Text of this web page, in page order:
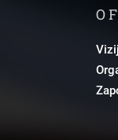
O